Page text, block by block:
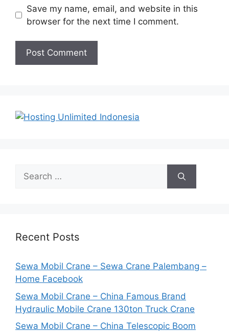
Save my name, email, and website in this
browser for the next time I comment.
Search
for:
Recent Posts
Sewa Mobil Crane – Sewa Crane Palembang –
Home Facebook
Sewa Mobil Crane – China Famous Brand
Hydraulic Mobile Crane 130ton Truck Crane
Sewa Mobil Crane – China Telescopic Boom